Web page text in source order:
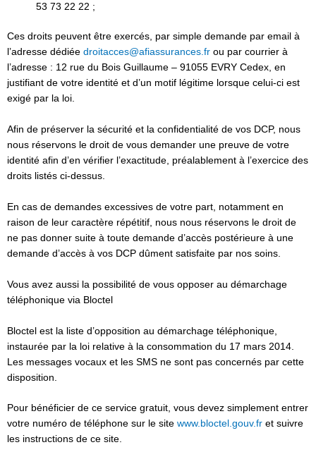
53 73 22 22 ;
Ces droits peuvent être exercés, par simple demande par email à
l’adresse dédiée droitacces@afiassurances.fr ou par courrier à
l’adresse : 12 rue du Bois Guillaume – 91055 EVRY Cedex, en
justifiant de votre identité et d’un motif légitime lorsque celui-ci est
exigé par la loi.
Afin de préserver la sécurité et la confidentialité de vos DCP, nous
nous réservons le droit de vous demander une preuve de votre
identité afin d’en vérifier l’exactitude, préalablement à l’exercice des
droits listés ci-dessus.
En cas de demandes excessives de votre part, notamment en
raison de leur caractère répétitif, nous nous réservons le droit de
ne pas donner suite à toute demande d’accès postérieure à une
demande d’accès à vos DCP dûment satisfaite par nos soins.
Vous avez aussi la possibilité de vous opposer au démarchage
téléphonique via Bloctel
Bloctel est la liste d’opposition au démarchage téléphonique,
instaurée par la loi relative à la consommation du 17 mars 2014.
Les messages vocaux et les SMS ne sont pas concernés par cette
disposition.
Pour bénéficier de ce service gratuit, vous devez simplement entrer
votre numéro de téléphone sur le site www.bloctel.gouv.fr et suivre
les instructions de ce site.